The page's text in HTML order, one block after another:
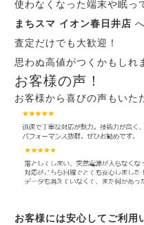
使わなくなった端末や眠っ
まちスマ イオン春日井店
査定だけでも大歓迎！
思わぬ高値がつくかもしれ
お客様の声！
お客様から喜びの声もいた
お客様には安心してご利用